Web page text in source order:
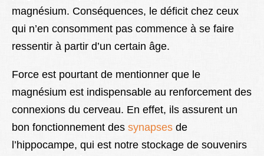
magnésium. Conséquences, le déficit chez ceux
qui n’en consomment pas commence à se faire
ressentir à partir d’un certain âge.
Force est pourtant de mentionner que le
magnésium est indispensable au renforcement des
connexions du cerveau. En effet, ils assurent un
bon fonctionnement des synapses de
l’hippocampe, qui est notre stockage de souvenirs